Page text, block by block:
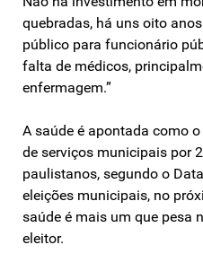
quebradas, há uns oito
público para funcionário
falta de médicos,
enfermagem.”
A saúde é apontada como
de serviços municipais por
paulistanos, segundo o
eleições municipais, no
saúde é mais um que pesa
eleitor.